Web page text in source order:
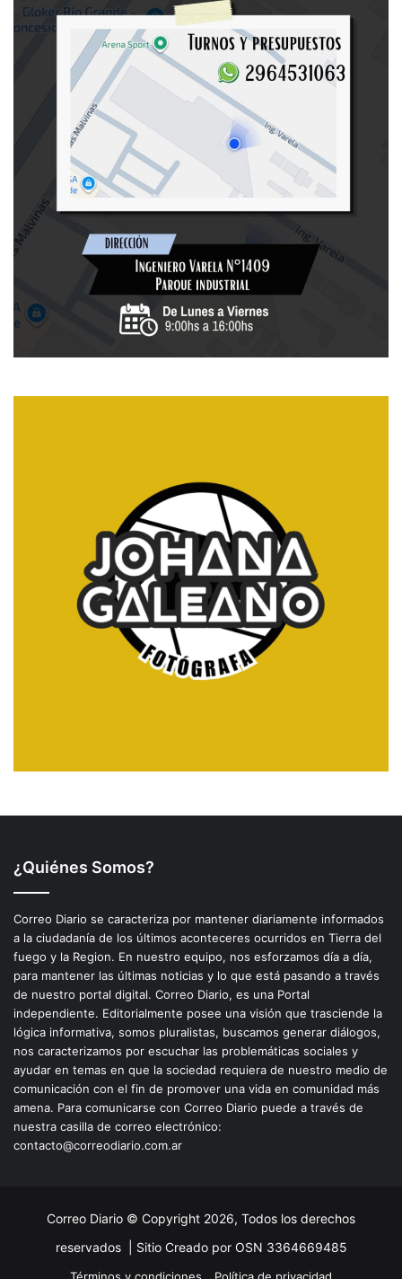
¿Quiénes Somos?
Correo Diario se caracteriza por mantener diariamente informados
a la ciudadanía de los últimos aconteceres ocurridos en Tierra del
fuego y la Region. En nuestro equipo, nos esforzamos día a día,
para mantener las últimas noticias y lo que está pasando a través
de nuestro portal digital. Correo Diario, es una Portal
independiente. Editorialmente posee una visión que trasciende la
lógica informativa, somos pluralistas, buscamos generar diálogos,
nos caracterizamos por escuchar las problemáticas sociales y
ayudar en temas en que la sociedad requiera de nuestro medio de
comunicación con el fin de promover una vida en comunidad más
amena. Para comunicarse con Correo Diario puede a través de
nuestra casilla de correo electrónico:
contacto@correodiario.com.ar
Correo Diario © Copyright 2026, Todos los derechos
reservados | Sitio Creado por OSN 3364669485
Términos y condiciones Política de privacidad